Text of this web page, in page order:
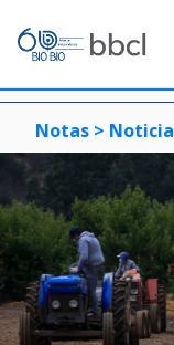
Notas > Noticia